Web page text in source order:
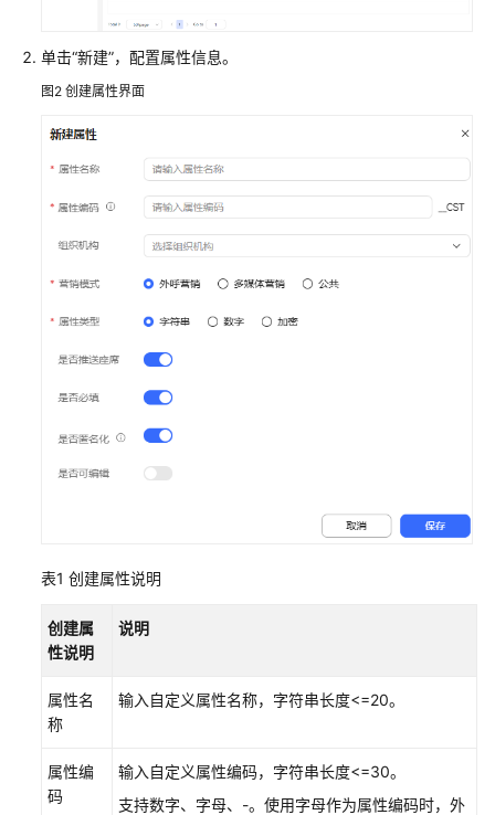
识
您
租
间
配
置
工
人
服
置
动
客
多
单击“新建”，配置属性信息。
图2 创建属性界面
表1 创建属性说明
创建属
性说明
说明
属性名
称
输入自定义属性名称，字符串长度<=20。
属性编
码
输入自定义属性编码，字符串长度<=30。
支持数字、字母、-。使用字母作为属性编码时，外